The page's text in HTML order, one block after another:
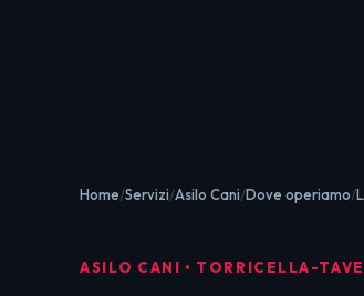
Home Servizi Asilo Cani Dove operiamo
ASILO CANI • TORRICELLA-